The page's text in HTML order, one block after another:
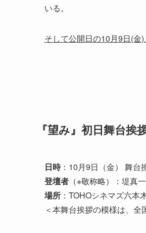
いる。
そして公開日の10月9日(金)、
『望み』初日舞台挨
日時：10月9日（金） 舞台
登壇者 （※敬称略）：堤真
場所 ：TOHOシネマズ六本
＜本舞台挨拶の模様は、